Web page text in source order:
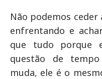
Não podemos
enfrentando e
que tudo porque
questão de
muda, ele é o